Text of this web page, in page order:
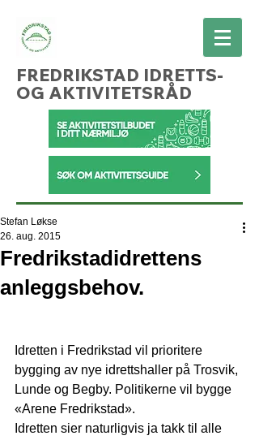
FREDRIKSTAD IDRETTS-
OG AKTIVITETSRÅD
Fredrikstadidrettens
anleggsbehov.
Stefan Løkse
26. aug. 2015
Idretten i Fredrikstad vil prioritere
bygging av nye idrettshaller på Trosvik,
Lunde og Begby. Politikerne vil bygge
«Arene Fredrikstad».
Idretten sier naturligvis ja takk til alle